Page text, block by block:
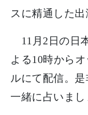
スに精通した出
11月2日の日
よる10時から
ルにて配信。
一緒に占いまし